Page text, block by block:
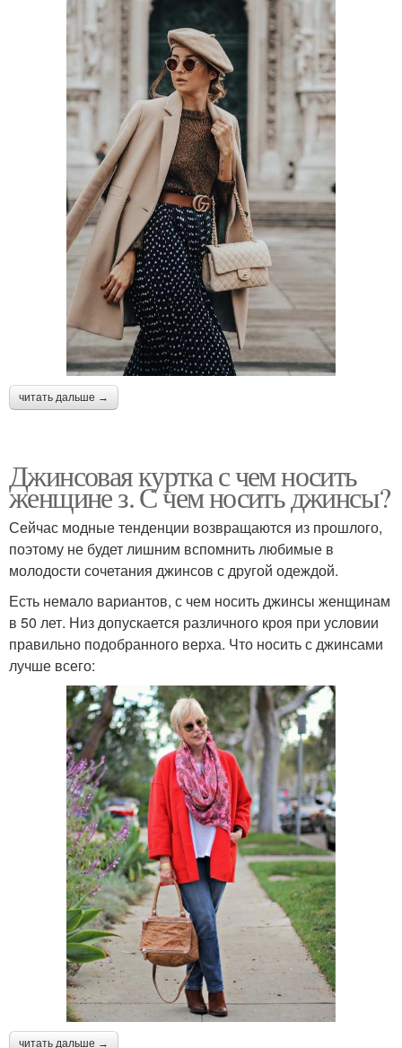
читать дальше →
Джинсовая куртка с чем носить
женщине з. С чем носить джинсы?
Сейчас модные тенденции возвращаются из прошлого,
поэтому не будет лишним вспомнить любимые в
молодости сочетания джинсов с другой одеждой.
Есть немало вариантов, с чем носить джинсы женщинам
в 50 лет. Низ допускается различного кроя при условии
правильно подобранного верха. Что носить с джинсами
лучше всего:
читать дальше →